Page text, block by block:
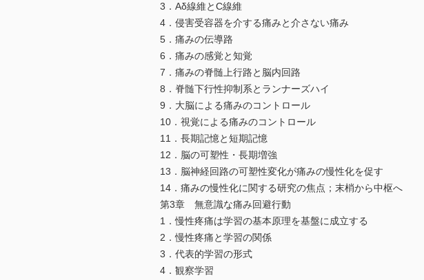
3．Aδ線維とC線維
4．侵害受容器を介する痛みと介さない痛み
5．痛みの伝導路
6．痛みの感覚と知覚
7．痛みの脊髄上行路と脳内回路
8．脊髄下行性抑制系とランナーズハイ
9．大脳による痛みのコントロール
10．視覚による痛みのコントロール
11．長期記憶と短期記憶
12．脳の可塑性・長期増強
13．脳神経回路の可塑性変化が痛みの慢性化を促す
14．痛みの慢性化に関する研究の焦点；末梢から中枢へ
第3章 無意識な痛み回避行動
1．慢性疼痛は学習の基本原理を基盤に成立する
2．慢性疼痛と学習の関係
3．代表的学習の形式
4．観察学習